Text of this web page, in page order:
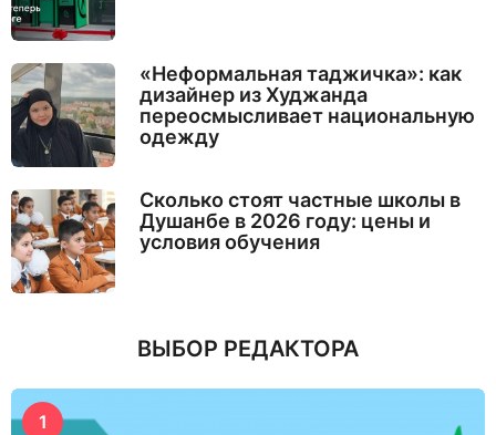
«Неформальная таджичка»: как
дизайнер из Худжанда
переосмысливает национальную
одежду
Сколько стоят частные школы в
Душанбе в 2026 году: цены и
условия обучения
ВЫБОР РЕДАКТОРА
1